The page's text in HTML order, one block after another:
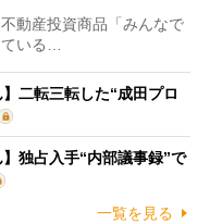
動産投資商品「みんなで
ている…
二転三転した“成田プロ
独占入手“内部議事録”で
一覧を見る